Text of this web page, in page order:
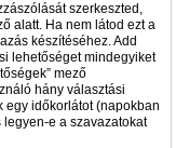
szerkeszted,
alatt. Ha nem látod ezt a
készítéséhez. Add
lehetőséget mindegyiket
mező
hány választási
egy időkorlátot (napokban
e a szavazatokat